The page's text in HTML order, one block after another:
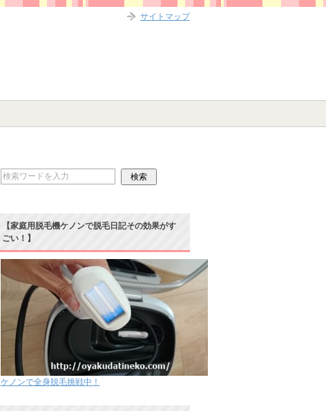
【家庭用脱毛機ケノンで脱毛日記その効果がす
ごい！】
ケノンで全身脱毛挑戦中！
サイトマップ